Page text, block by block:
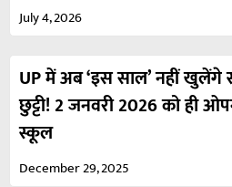
July 4, 2026
UP में अब ‘इस साल’ नहीं
छुट्टी! 2 जनवरी 2026 को ही
स्कूल
December 29, 2025